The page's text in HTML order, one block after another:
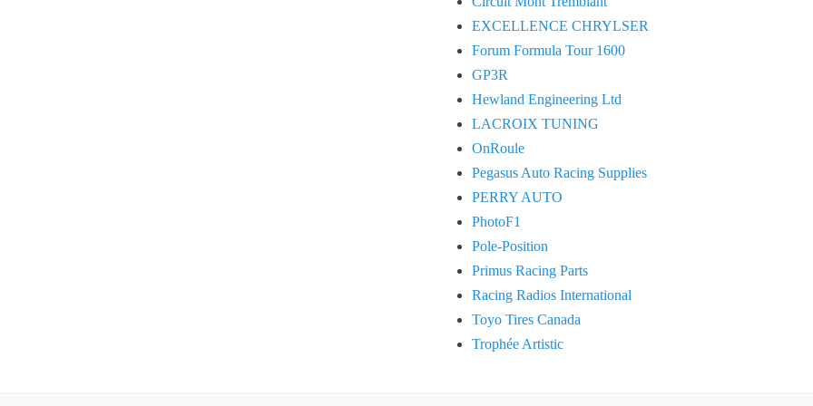
EXCELLENCE CHRYLSER
Forum Formula Tour 1600
GP3R
Hewland Engineering Ltd
LACROIX TUNING
OnRoule
Pegasus Auto Racing Supplies
PERRY AUTO
PhotoF1
Pole-Position
Primus Racing Parts
Racing Radios International
Toyo Tires Canada
Trophée Artistic